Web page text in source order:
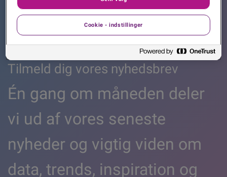
Tilmeld dig vores nyhedsbrev
Én gang om måneden deler
vi ud af vores seneste
nyheder og vigtig viden om
data, trends, inspiration og
Cookie - indstillinger